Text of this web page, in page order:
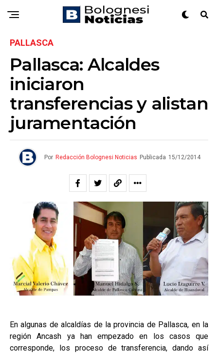
PALLASCA
Pallasca: Alcaldes
iniciaron
transferencias y alistan
juramentación
Por Redacción Bolognesi Noticias Publicada 15/12/2014
En algunas de alcaldías de la provincia de Pallasca, en la
región Ancash ya han empezado en los casos que
corresponde, los proceso de transferencia, dando así